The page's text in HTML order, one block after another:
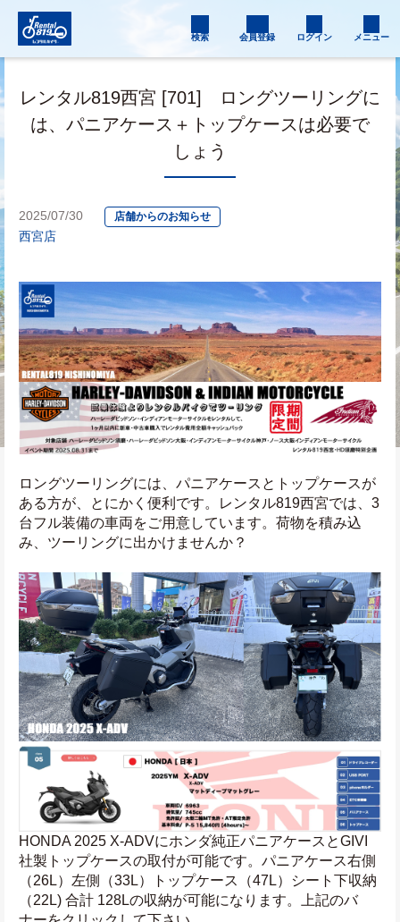
検索 会員登録 ログイン メニュー
レンタル819西宮 [701] ロングツーリングに
は、パニアケース＋トップケースは必要で
しょう
2025/07/30 店舗からのお知らせ
西宮店
ロングツーリングには、パニアケースとトップケースが
ある方が、とにかく便利です。レンタル819西宮では、3
台フル装備の車両をご用意しています。荷物を積み込
み、ツーリングに出かけませんか？
HONDA 2025 X-ADVにホンダ純正パニアケースとGIVI
社製トップケースの取付が可能です。パニアケース右側
（26L）左側（33L）トップケース（47L）シート下収納
（22L) 合計 128Lの収納が可能になります。上記のバ